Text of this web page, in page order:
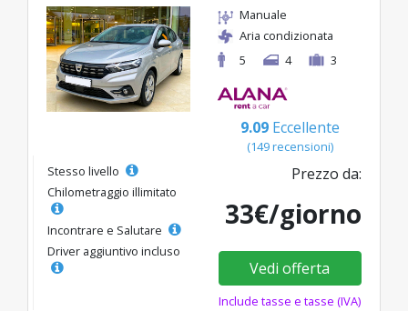
Manuale
Aria condizionata
5
4 3
9.09 Eccellente
(149 recensioni)
Stesso livello
Chilometraggio illimitato
Incontrare e Salutare
Driver aggiuntivo incluso
Prezzo da:
33€/giorno
Vedi offerta
Include tasse e tasse (IVA)